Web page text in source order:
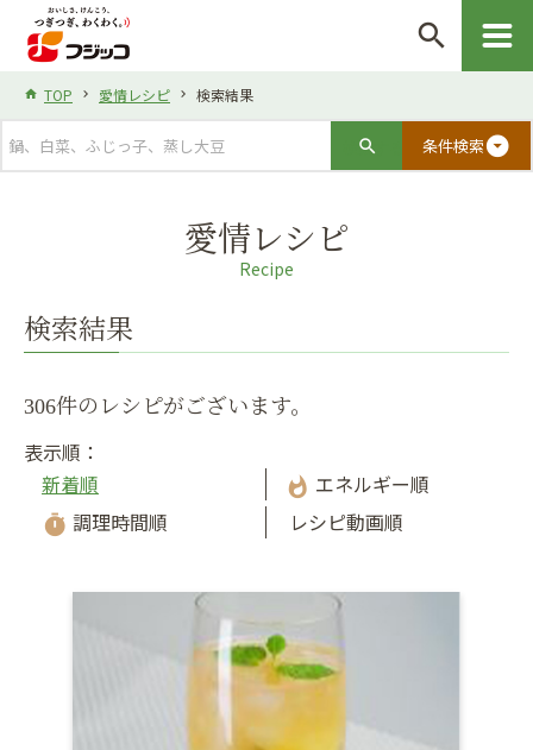
search
TOP 愛情レシピ 検索結果
条件検索arrow_drop_down_circle
愛情レシピ
Recipe
検索結果
306件のレシピがございます。
表示順：
新着順
whatshot エネルギー順
timer 調理時間順 レシピ動画順